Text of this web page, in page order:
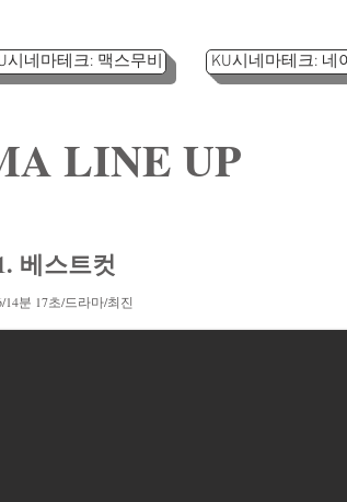
시네마테크: 맥스무비 KU시네마테크: 네
LINE UP
베스트컷
14분 17초/드라마/최진